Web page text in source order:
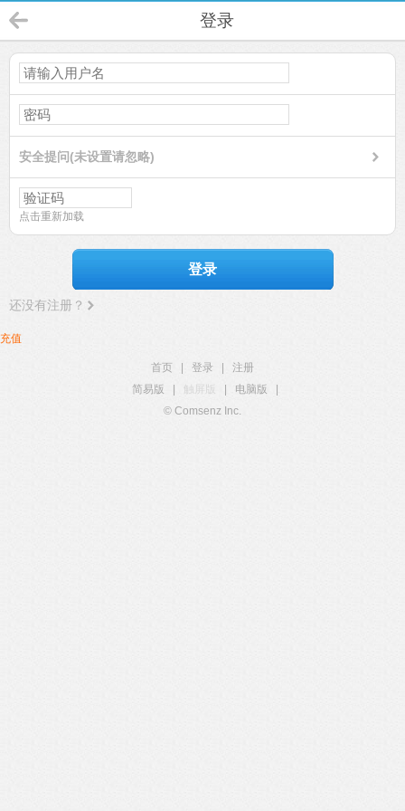
登录
安全提问(未设置请忽略)
点击重新加载
登录
还没有注册？
充值
首页 登录
注册
简易版
触屏版 电脑版
© Comsenz Inc.